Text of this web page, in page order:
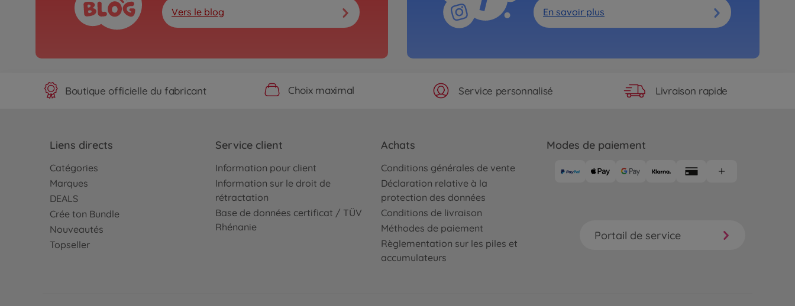
Vers le blog En savoir plus
Boutique officielle du fabricant Choix maximal Service personnalisé Livraison rapide
Liens directs
Catégories
Marques
DEALS
Crée ton Bundle
Nouveautés
Topseller
Service client
Information pour client
Information sur le droit de
rétractation
Base de données certificat / TÜV
Rhénanie
Achats
Conditions générales de vente
Déclaration relative à la
protection des données
Conditions de livraison
Méthodes de paiement
Règlementation sur les piles et
accumulateurs
Modes de paiement
Portail de service